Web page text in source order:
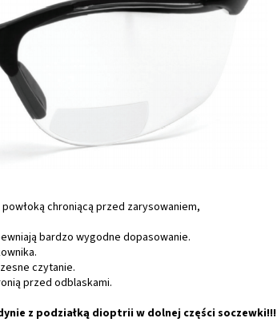
chroniącą przed zarysowaniem,
bardzo wygodne dopasowanie.
czytanie.
przed odblaskami.
z podziałką dioptrii w dolnej części soczewki!!!